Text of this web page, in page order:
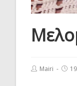
PostMairi
Post